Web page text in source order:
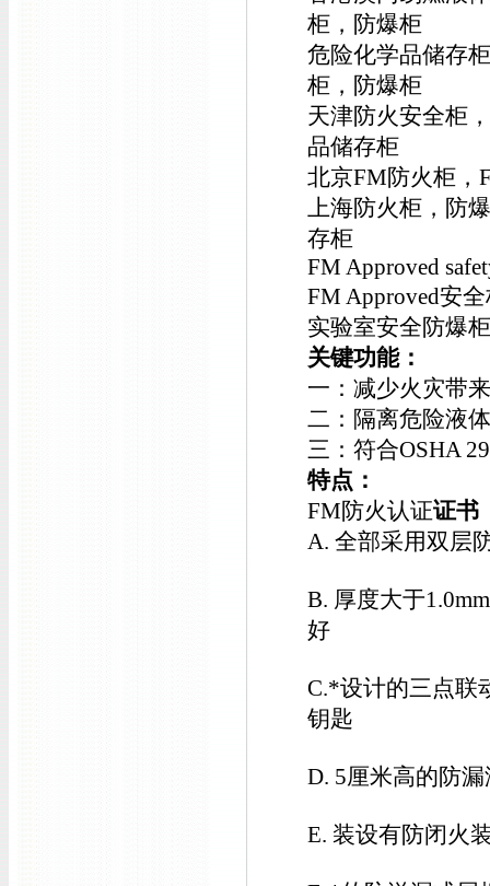
柜，防爆柜
危险化学品储存
柜，防爆柜
天津防火安全柜
品储存柜
北京FM防火柜，
上海防火柜，防
存柜
FM Approved
FM Approved安
实验室安全防爆
关键功能：
一：减少火灾带
二：隔离危险液
三：符合OSHA
特点：
FM防火认证证书
A. 全部采用双层
B. 厚度大于
好
C.*设计的三点联
钥匙
D. 5厘米高的防
E. 装设有防闭火